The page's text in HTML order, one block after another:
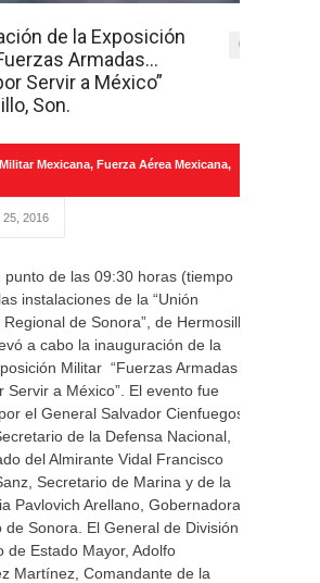
de la Exposición
Armadas…
Servir a México”
Son.
0
Mexicana, Fuerza Aérea Mexicana,
25, 2016
de las 09:30 horas (tiempo
instalaciones de la “Unión
de Sonora”, de Hermosillo,
a cabo la inauguración de la
Militar “Fuerzas Armadas…
Servir a México”. El evento fue
el General Salvador Cienfuegos
de la Defensa Nacional,
del Almirante Vidal Francisco
Secretario de Marina y de la
Pavlovich Arellano, Gobernadora
de Sonora. El General de División
de Estado Mayor, Adolfo
Martínez, Comandante de la